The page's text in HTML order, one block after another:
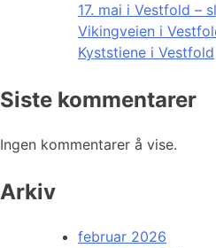
17. mai i Vestfold –
Vikingveien i
Kyststiene i Vestfold
Siste kommentarer
Ingen kommentarer å vise.
Arkiv
februar 2026